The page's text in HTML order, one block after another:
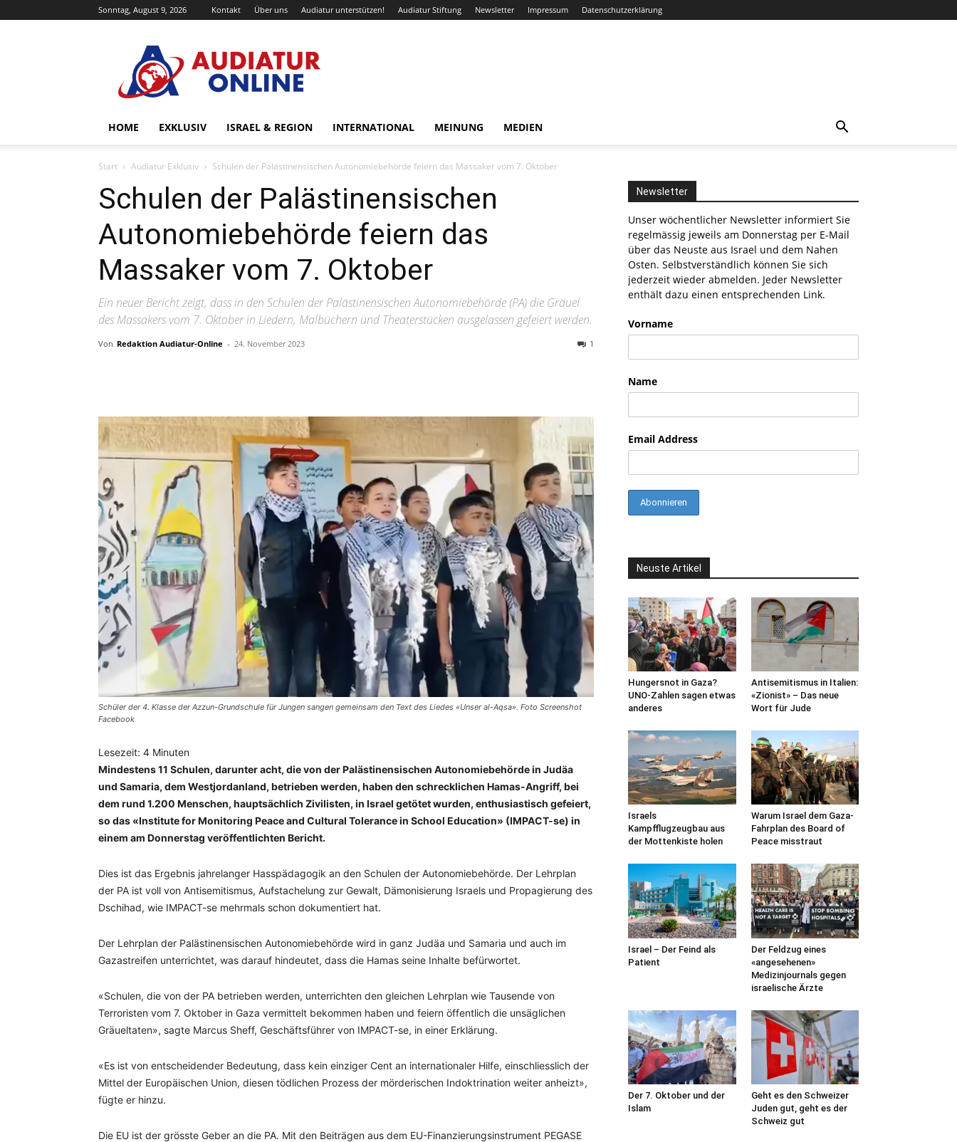
Sonntag, August 9, 2026 Kontakt Über uns Audiatur unterstützen! Audiatur Stiftung Newsletter Impressum Datenschutzerklärung
Online
HOME EXKLUSIV ISRAEL & REGION INTERNATIONAL MEINUNG MEDIEN
Start Audiatur Exklusiv Schulen der Palästinensischen Autonomiebehörde feiern das Massaker vom 7. Oktober
Schulen der Palästinensischen
Autonomiebehörde feiern das
Massaker vom 7. Oktober
Ein neuer Bericht zeigt, dass in den Schulen der Palästinensischen Autonomiebehörde (PA) die Gräuel
des Massakers vom 7. Oktober in Liedern, Malbüchern und Theaterstücken ausgelassen gefeiert werden.
Von Redaktion Audiatur-Online - 24. November 2023 1
Linkedin
Schüler der 4. Klasse der Azzun-Grundschule für Jungen sangen gemeinsam den Text des Liedes «Unser al-Aqsa». Foto Screenshot
Facebook
Lesezeit: 4 Minuten
Mindestens 11 Schulen, darunter acht, die von der Palästinensischen Autonomiebehörde in Judäa
und Samaria, dem Westjordanland, betrieben werden, haben den schrecklichen Hamas-Angriff, bei
dem rund 1.200 Menschen, hauptsächlich Zivilisten, in Israel getötet wurden, enthusiastisch gefeiert,
so das «Institute for Monitoring Peace and Cultural Tolerance in School Education» (IMPACT-se) in
einem am Donnerstag veröffentlichten Bericht.
Dies ist das Ergebnis jahrelanger Hasspädagogik an den Schulen der Autonomiebehörde. Der Lehrplan
der PA ist voll von Antisemitismus, Aufstachelung zur Gewalt, Dämonisierung Israels und Propagierung des
Dschihad, wie IMPACT-se mehrmals schon dokumentiert hat.
Der Lehrplan der Palästinensischen Autonomiebehörde wird in ganz Judäa und Samaria und auch im
Gazastreifen unterrichtet, was darauf hindeutet, dass die Hamas seine Inhalte befürwortet.
«Schulen, die von der PA betrieben werden, unterrichten den gleichen Lehrplan wie Tausende von
Terroristen vom 7. Oktober in Gaza vermittelt bekommen haben und feiern öffentlich die unsäglichen
Gräueltaten», sagte Marcus Sheff, Geschäftsführer von IMPACT-se, in einer Erklärung.
«Es ist von entscheidender Bedeutung, dass kein einziger Cent an internationaler Hilfe, einschliesslich der
Mittel der Europäischen Union, diesen tödlichen Prozess der mörderischen Indoktrination weiter anheizt»,
fügte er hinzu.
Die EU ist der grösste Geber an die PA. Mit den Beiträgen aus dem EU-Finanzierungsinstrument PEGASE
Newsletter
Unser wöchentlicher Newsletter informiert Sie
regelmässig jeweils am Donnerstag per E-Mail
über das Neuste aus Israel und dem Nahen
Osten. Selbstverständlich können Sie sich
jederzeit wieder abmelden. Jeder Newsletter
enthält dazu einen entsprechenden Link.
Vorname
Name
Email Address
Neuste Artikel
Hungersnot in Gaza?
UNO-Zahlen sagen etwas
anderes
Antisemitismus in Italien:
«Zionist» – Das neue
Wort für Jude
Israels
Kampfflugzeugbau aus
der Mottenkiste holen
Warum Israel dem Gaza-
Fahrplan des Board of
Peace misstraut
Israel – Der Feind als
Patient
Der Feldzug eines
«angesehenen»
Medizinjournals gegen
israelische Ärzte
Der 7. Oktober und der
Islam
Geht es den Schweizer
Juden gut, geht es der
Schweiz gut